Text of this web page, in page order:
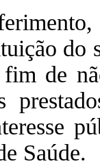
do
de
Saúde.